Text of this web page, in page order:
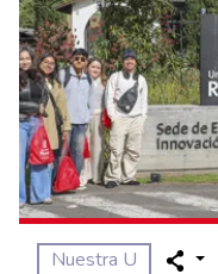
Nuestra U